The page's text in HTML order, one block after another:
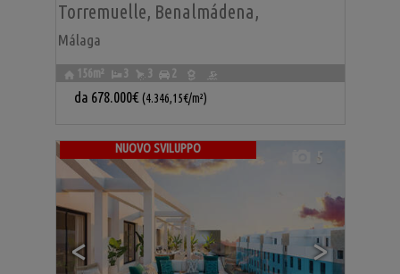
Torremuelle, Benalmádena,
Málaga
156m² 3 3 2
da 678.000€ (4.346,15€/m²)
NUOVO SVILUPPO
< >
5